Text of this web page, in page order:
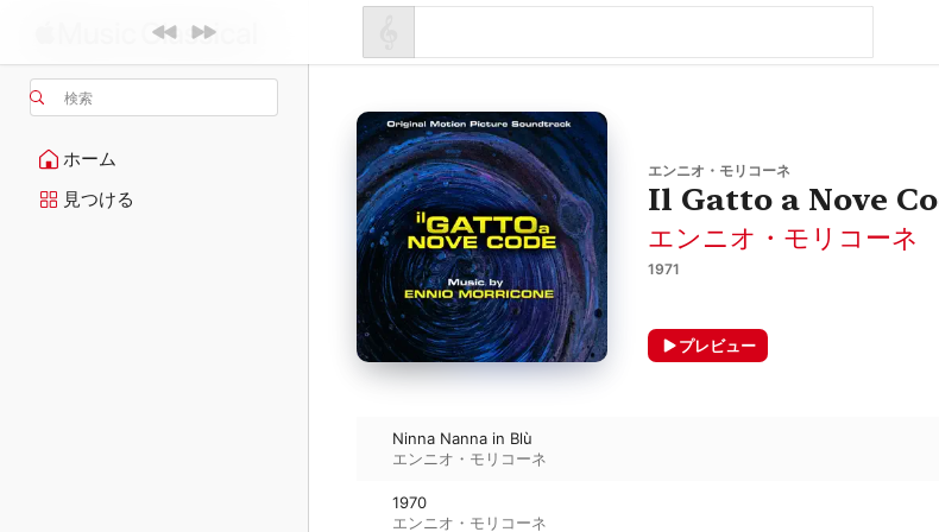
検索
ホーム
見つける
エンニオ・モリコーネ
Il Gatto a Nove
エンニオ・モリコーネ
1971
プレビュー
Ninna Nanna in Blù
エンニオ・モリコーネ
1970
エンニオ・モリコーネ